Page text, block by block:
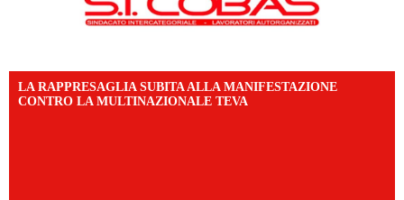
LA RAPPRESAGLIA SUBITA ALLA MANIFESTAZIONE
CONTRO LA MULTINAZIONALE TEVA